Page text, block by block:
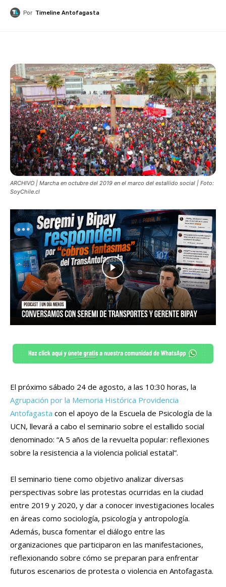
Por Timeline Antofagasta
ARCHIVO | Marcha en octubre del 2019 en el marco del estallido social | Foto:
SoyChile.cl
El próximo sábado 24 de agosto, a las 10:30 horas, la
Agrupación por la Memoria Histórica Providencia
Antofagasta con el apoyo de la Escuela de Psicología de la
UCN, llevará a cabo el seminario sobre el estallido social
denominado: “A 5 años de la revuelta popular: reflexiones
sobre la resistencia a la violencia policial estatal”.
El seminario tiene como objetivo analizar diversas
perspectivas sobre las protestas ocurridas en la ciudad
entre 2019 y 2020, y dar a conocer investigaciones locales
en áreas como sociología, psicología y antropología.
Además, busca fomentar el diálogo entre las
organizaciones que participaron en las manifestaciones,
reflexionando sobre cómo se preparan para enfrentar
futuros escenarios de protesta o violencia en Antofagasta.